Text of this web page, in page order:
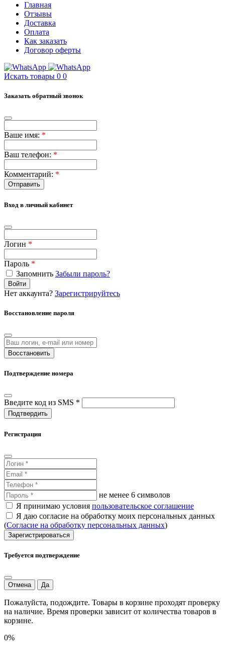
Главная
Отзывы
Доставка
Оплата
Как заказать
Договор оферты
Искать товары 0 0
Заказать обратный звонок
Ваше имя: *
Ваш телефон: *
Комментарий: *
Отправить
Вход в личный кабинет
Логин *
Пароль *
Запомнить Забыли пароль?
Войти
Нет аккаунта? Зарегистрируйтесь
Восстановление пароля
Восстановить
Подтверждение номера
Введите код из SMS *
Подтвердить
Регистрация
не менее 6 символов
Я принимаю условия пользовательское соглашение
Я даю согласие на обработку моих персональных данных
(Согласие на обработку персональных данных)
Зарегистрироваться
Требуется подтверждение
Отмена Да
Пожалуйста, подождите. Товары в корзине проходят проверку
на наличие. Время проверки зависит от количества товаров в
корзине.
0%